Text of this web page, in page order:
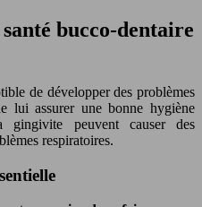
bucco-dentaire
de développer des problèmes
lui assurer une bonne hygiène
peuvent causer des
respiratoires.